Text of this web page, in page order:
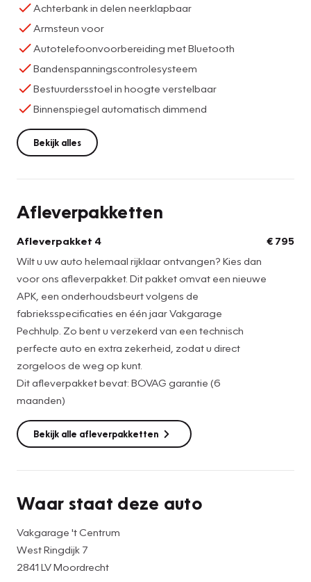
Achterbank in delen neerklapbaar
Armsteun voor
Autotelefoonvoorbereiding met Bluetooth
Bandenspanningscontrolesysteem
Bestuurdersstoel in hoogte verstelbaar
Binnenspiegel automatisch dimmend
Bekijk alles
Afleverpakketten
Afleverpakket 4
Wilt u uw auto helemaal rijklaar ontvangen? Kies dan
voor ons afleverpakket. Dit pakket omvat een nieuwe
APK, een onderhoudsbeurt volgens de
fabrieksspecificaties en één jaar Vakgarage
Pechhulp. Zo bent u verzekerd van een technisch
perfecte auto en extra zekerheid, zodat u direct
zorgeloos de weg op kunt.
Dit afleverpakket bevat: BOVAG garantie (6
maanden)
€ 795
Bekijk alle afleverpakketten
Waar staat deze auto
Vakgarage 't Centrum
West Ringdijk 7
2841 LV Moordrecht